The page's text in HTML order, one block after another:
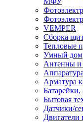
VEMPER
Сборка
Тепловые
Умный дом
Антенны и
Арматура
Батарейки,
Бытовая
Датчики/
Двигатели